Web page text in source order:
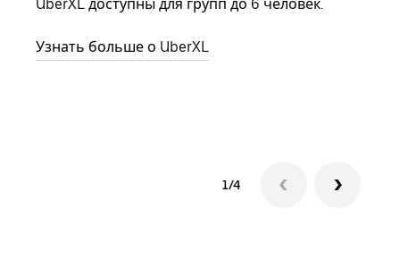
UberXL доступны для групп до 6 человек.
Узнать больше о UberXL
1/4